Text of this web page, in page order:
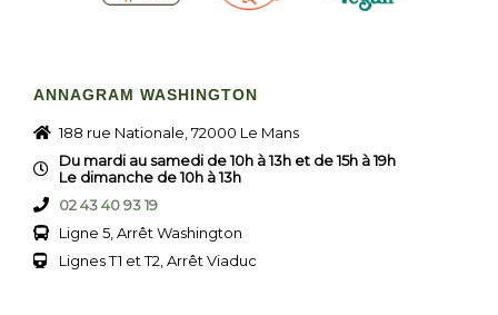
ANNAGRAM WASHINGTON
188 rue Nationale, 72000 Le Mans
Du mardi au samedi de 10h à 13h et de 15h à 19h
Le dimanche de 10h à 13h
02 43 40 93 19
Ligne 5, Arrêt Washington
Lignes T1 et T2, Arrêt Viaduc